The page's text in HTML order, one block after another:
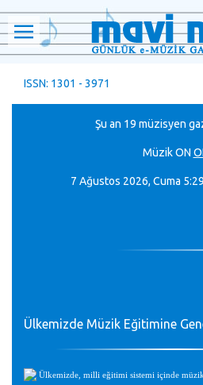
ISSN: 1301 - 3971
Şu an 19 müzisyen
MüzikON
7 Ağustos 2026, Cuma
Ülkemizde Müzik Eğitimine
Ülkemizde, milli eğitimi sistemi içinde